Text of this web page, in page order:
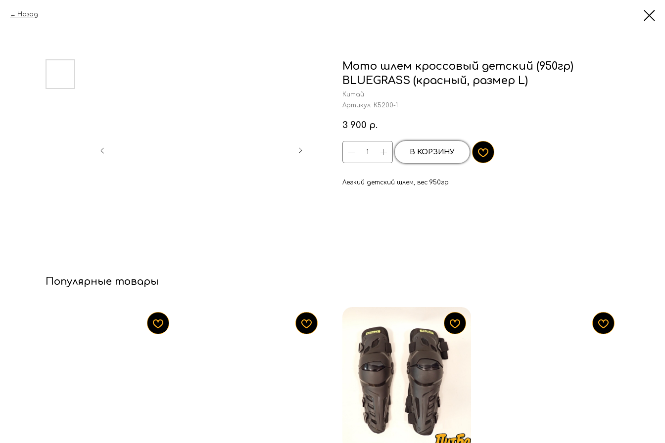
Назад
Мото шлем кроссовый детский (950гр)
BLUEGRASS (красный, размер L)
Китай
Артикул: К5200-1
3 900 р.
В КОРЗИНУ
Легкий детский шлем, вес 950гр
Популярные товары